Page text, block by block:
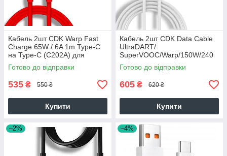
Кабель 2шт CDK Warp Fast
Charge 65W / 6A 1m Type-C
на Type-C (C202A) для
OnePLus (012553) (red)
Готово до відправки
535 ₴ 550 ₴
Купити
Кабель 2шт CDK Data Cable
UltraDART/
SuperVOOC/Warp/150W/240
W/10A 1m Type-C на Type-C
(OEM) (017260) (white)
Готово до відправки
605 ₴ 620 ₴
Купити
–2% –4%